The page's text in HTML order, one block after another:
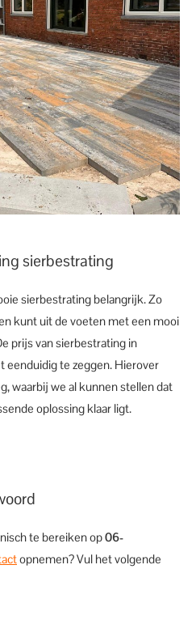
sierbestrating
sierbestrating belangrijk. Zo
kunt uit de voeten met een mooi
prijs van sierbestrating in
eenduidig te zeggen. Hierover
waarbij we al kunnen stellen dat
oplossing klaar ligt.
te bereiken op06-
opnemen? Vul het volgende